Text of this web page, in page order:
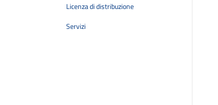
Licenza di distribuzione
Servizi